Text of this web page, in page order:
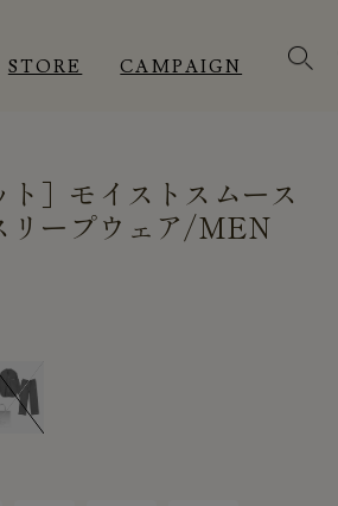
STORE CAMPAIGN
INNER OTHERS
OTHERS
ト］モイストスムース
リープウェア/MEN